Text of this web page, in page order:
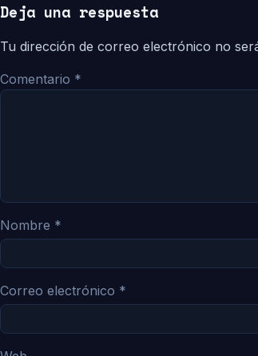
Deja una respuesta
Tu dirección de correo electrónico no
Comentario *
Nombre *
Correo electrónico *